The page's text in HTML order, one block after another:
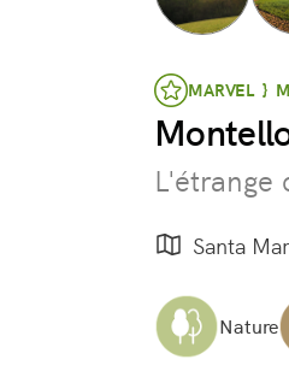
MARVEL }
L'étrange
Santa
Nature